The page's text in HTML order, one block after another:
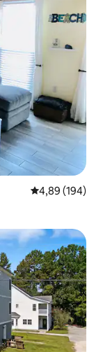
4,89 de uma
4,89 (194)